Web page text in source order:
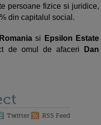
persoane fizice si juridice,
din capitalul social.
si
Epsilon Estate
de omul de afaceri
Dan
Twitter RSS Feed